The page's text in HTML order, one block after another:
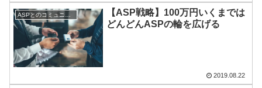
ASPとのコミュニケーション
【ASP戦略】100万円いくまでは
どんどんASPの輪を広げる
2019.08.22